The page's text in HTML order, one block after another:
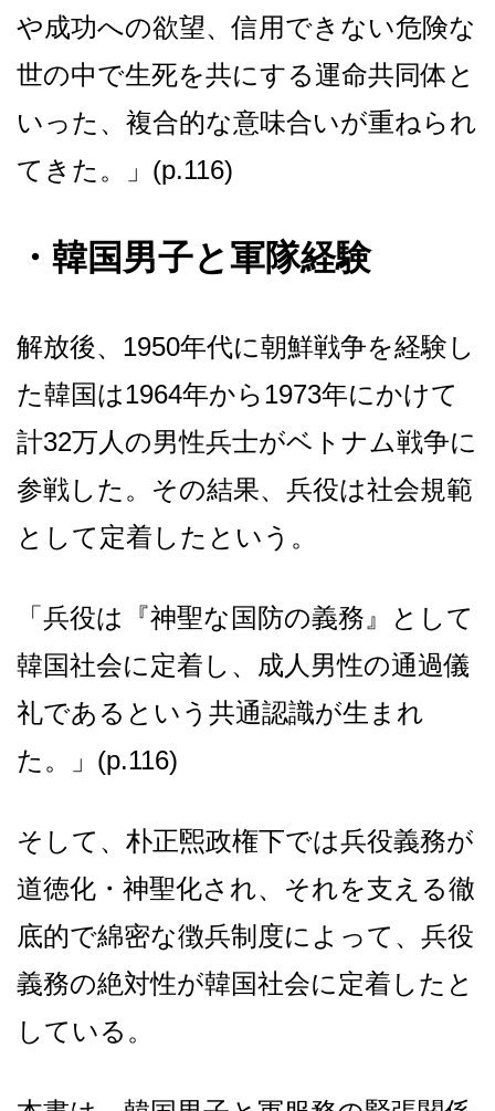
や成功への欲望、信用できない危険な
世の中で生死を共にする運命共同体と
いった、複合的な意味合いが重ねられ
てきた。」(p.116)
・ 韓国男子と軍隊経験
解放後、1950年代に朝鮮戦争を経験し
た韓国は1964年から1973年にかけて
計32万人の男性兵士がベトナム戦争に
参戦した。その結果、兵役は社会規範
として定着したという。
「兵役は『神聖な国防の義務』として
韓国社会に定着し、成人男性の通過儀
礼であるという共通認識が生まれ
た。」(p.116)
そして、朴正煕政権下では兵役義務が
道徳化・神聖化され、それを支える徹
底的で綿密な徴兵制度によって、兵役
義務の絶対性が韓国社会に定着したと
している。